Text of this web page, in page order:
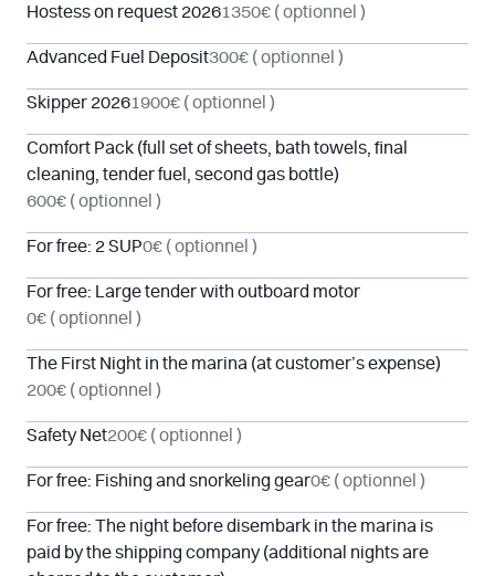
Hostess on request 20261350€ ( optionnel )
Advanced Fuel Deposit300€ ( optionnel )
Skipper 20261900€ ( optionnel )
Comfort Pack (full set of sheets, bath towels, final
cleaning, tender fuel, second gas bottle)
600€ ( optionnel )
For free: 2 SUP0€ ( optionnel )
For free: Large tender with outboard motor
0€ ( optionnel )
The First Night in the marina (at customer’s expense)
200€ ( optionnel )
Safety Net200€ ( optionnel )
For free: Fishing and snorkeling gear0€ ( optionnel )
For free: The night before disembark in the marina is
paid by the shipping company (additional nights are